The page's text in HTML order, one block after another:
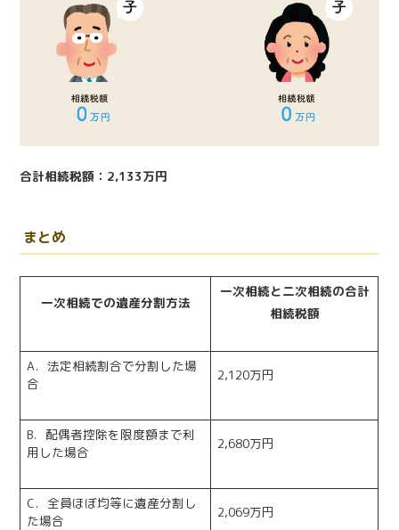
合計相続税額：2,133万円
まとめ
一次相続での遺産分割方法
一次相続と二次相続の合計
相続税額
A．法定相続割合で分割した場
合
2,120万円
B．配偶者控除を限度額まで利
用した場合
2,680万円
C．全員ほぼ均等に遺産分割し
た場合
2,069万円